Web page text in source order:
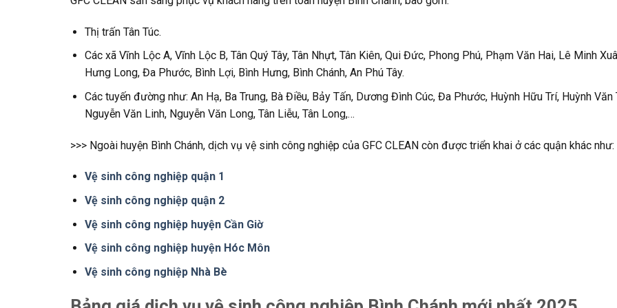
Thị trấn Tân Túc.
Các xã Vĩnh Lộc A, Vĩnh Lộc B, Tân Quý Tây, Tân Nhựt, Tân Kiên, Qui Đức, Phong Phú, Phạm Văn Hai, Lê Minh
Hưng Long, Đa Phước, Bình Lợi, Bình Hưng, Bình Chánh, An Phú Tây.
Các tuyến đường như: An Hạ, Ba Trung, Bà Điều, Bảy Tấn, Dương Đình Cúc, Đa Phước, Huỳnh Hữu Trí, Huỳnh Văn
Nguyễn Văn Linh, Nguyễn Văn Long, Tân Liễu, Tân Long,…
>>> Ngoài huyện Bình Chánh, dịch vụ vệ sinh công nghiệp của GFC CLEAN còn được triển khai ở các quận khác như:
Vệ sinh công nghiệp quận 1
Vệ sinh công nghiệp quận 2
Vệ sinh công nghiệp huyện Cần Giờ
Vệ sinh công nghiệp huyện Hóc Môn
Vệ sinh công nghiệp Nhà Bè